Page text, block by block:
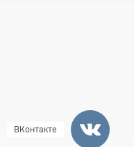
ВКонтакте